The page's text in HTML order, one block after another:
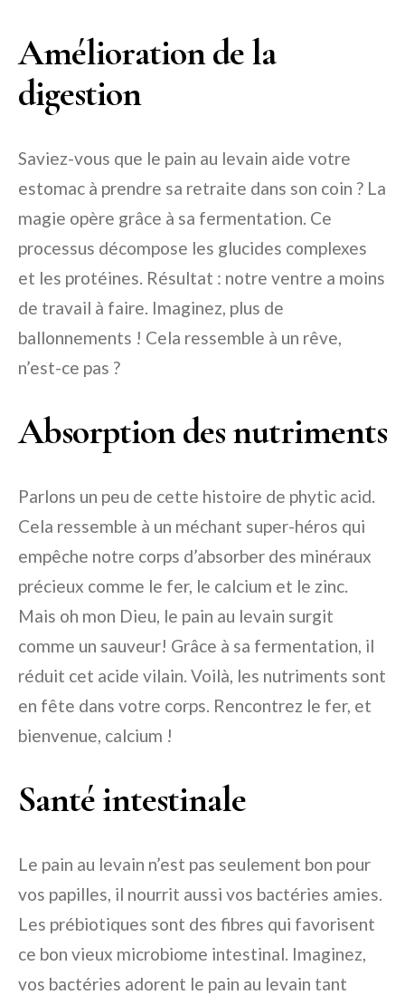
Amélioration de la
digestion
Saviez-vous que le pain au levain aide votre
estomac à prendre sa retraite dans son coin ? La
magie opère grâce à sa fermentation. Ce
processus décompose les glucides complexes
et les protéines. Résultat : notre ventre a moins
de travail à faire. Imaginez, plus de
ballonnements ! Cela ressemble à un rêve,
n’est-ce pas ?
Absorption des nutriments
Parlons un peu de cette histoire de phytic acid.
Cela ressemble à un méchant super-héros qui
empêche notre corps d’absorber des minéraux
précieux comme le fer, le calcium et le zinc.
Mais oh mon Dieu, le pain au levain surgit
comme un sauveur! Grâce à sa fermentation, il
réduit cet acide vilain. Voilà, les nutriments sont
en fête dans votre corps. Rencontrez le fer, et
bienvenue, calcium !
Santé intestinale
Le pain au levain n’est pas seulement bon pour
vos papilles, il nourrit aussi vos bactéries amies.
Les prébiotiques sont des fibres qui favorisent
ce bon vieux microbiome intestinal. Imaginez,
vos bactéries adorent le pain au levain tant